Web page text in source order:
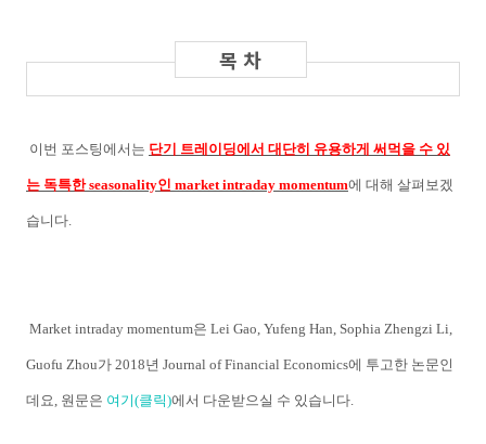
이번 포스팅에서는 단기 트레이딩에서 대단히 유용하게 써먹을 수 있
는 독특한 seasonality인 market intraday momentum에 대해 살펴보겠
습니다.
Market intraday momentum은 Lei Gao, Yufeng Han, Sophia Zhengzi Li,
Guofu Zhou가 2018년 Journal of Financial Economics에 투고한 논문인
데요, 원문은 여기(클릭)에서 다운받으실 수 있습니다.